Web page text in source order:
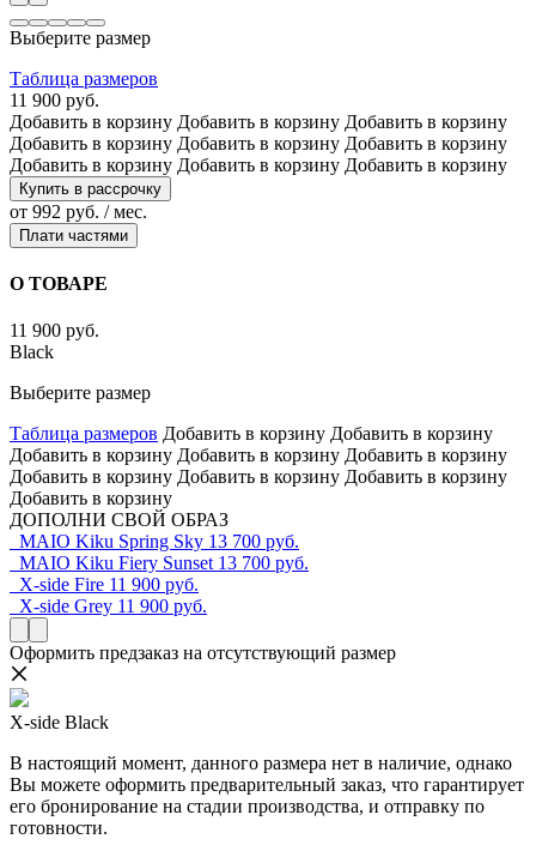
Выберите размер
Таблица размеров
11 900 руб.
Добавить в корзину Добавить в корзину Добавить в корзину
Добавить в корзину Добавить в корзину Добавить в корзину
Добавить в корзину Добавить в корзину Добавить в корзину
Купить в рассрочку
от 992 руб. / мес.
Плати частями
О ТОВАРЕ
11 900 руб.
Black
Выберите размер
Таблица размеров Добавить в корзину Добавить в корзину
Добавить в корзину Добавить в корзину Добавить в корзину
Добавить в корзину Добавить в корзину Добавить в корзину
Добавить в корзину
ДОПОЛНИ СВОЙ ОБРАЗ
MAIO Kiku Spring Sky 13 700 руб.
MAIO Kiku Fiery Sunset 13 700 руб.
X-side Fire 11 900 руб.
X-side Grey 11 900 руб.
Оформить предзаказ на отсутствующий размер
X-side Black
В настоящий момент, данного размера нет в наличие, однако
Вы можете оформить предварительный заказ, что гарантирует
его бронирование на стадии производства, и отправку по
готовности.